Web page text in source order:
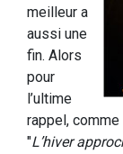
meilleur a
aussi une
fin. Alors
pour
l’ultime
rappel, comme
"L’hiver